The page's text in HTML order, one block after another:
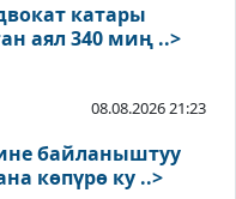
катары
тааныштырган аял 340 миң ..>
08.08.2026 21:23
байланыштуу
көпүрө ку ..>